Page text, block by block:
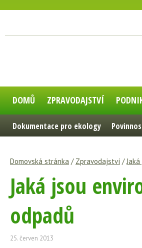
DOMŮ ZPRAVODAJSTVÍ
Dokumentace pro ekology
Domovská stránka / Zpravodajství /
Jaká jsou
odpadů
25. červen 2013